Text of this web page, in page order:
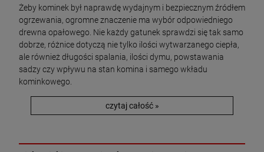
Żeby kominek był naprawdę wydajnym i bezpiecznym źródłem
ogrzewania, ogromne znaczenie ma wybór odpowiedniego
drewna opałowego. Nie każdy gatunek sprawdzi się tak samo
dobrze, różnice dotyczą nie tylko ilości wytwarzanego ciepła,
ale również długości spalania, ilości dymu, powstawania
sadzy czy wpływu na stan komina i samego wkładu
kominkowego.
czytaj całość »